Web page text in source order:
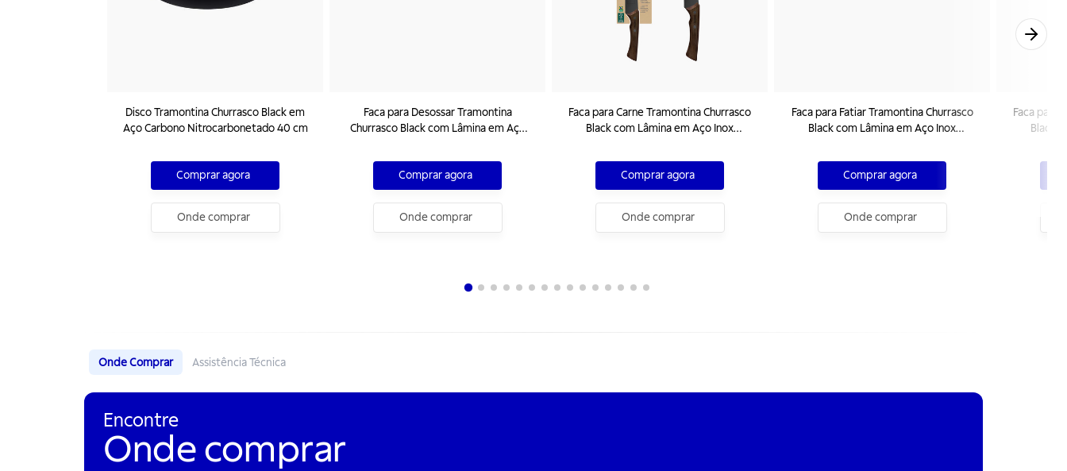
Disco Tramontina Churrasco Black em
Aço Carbono Nitrocarbonetado 40 cm
Comprar agora
Onde comprar
Faca para Desossar Tramontina
Churrasco Black com Lâmina em Aço
Comprar agora
Onde comprar
Faca para Carne Tramontina Churrasco
Black com Lâmina em Aço Inox
Comprar agora
Onde comprar
Faca para Fatiar Tramontina Churrasco
Black com Lâmina em Aço Inox
Comprar agora
Onde comprar
Faca para
Black
Onde Comprar Assistência Técnica
Encontre
Onde comprar